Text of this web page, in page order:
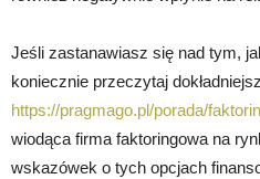
Jeśli zastanawiasz się nad tym,
koniecznie przeczytaj
https://pragmago.pl/porada/
wiodąca firma faktoringowa na
wskazówek o tych opcjach